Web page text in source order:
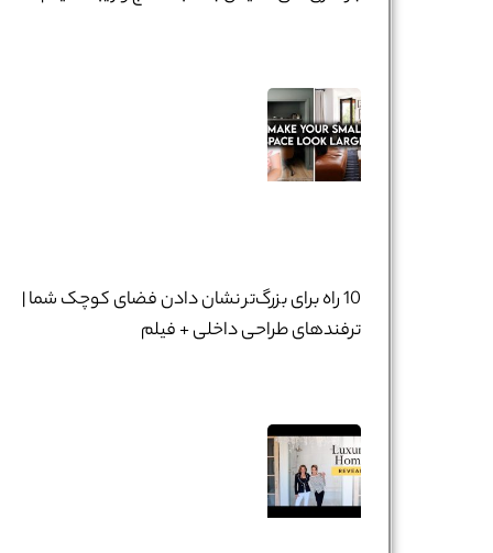
10 راه برای بزرگ‌تر نشان دادن فضای کوچک شما |
ترفندهای طراحی داخلی + فیلم